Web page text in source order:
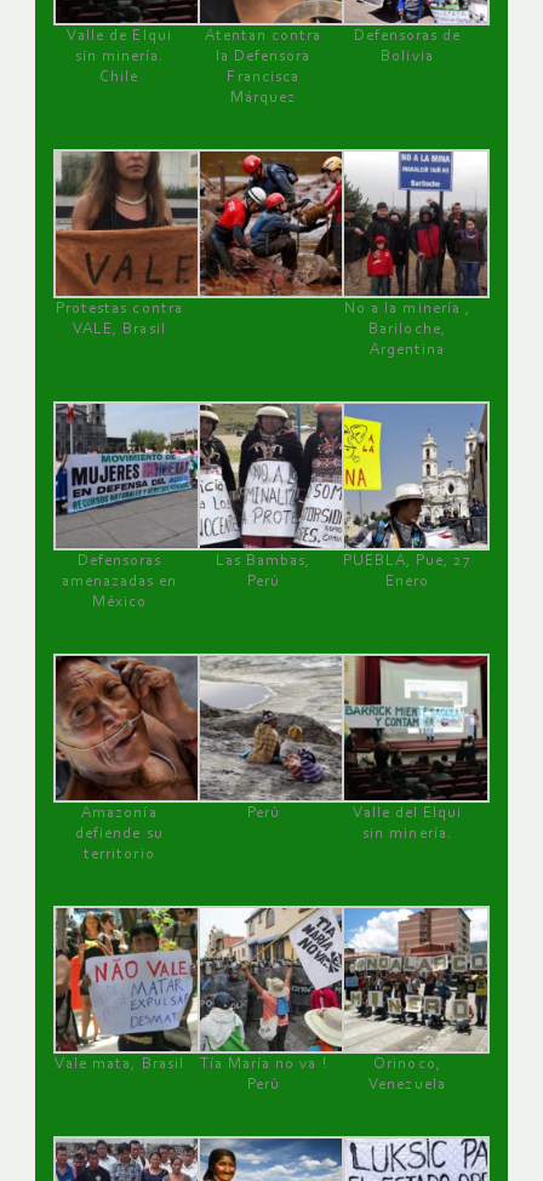
Valle de Elqui
sin minería.
Chile
Atentan contra
la Defensora
Francisca
Márquez
Defensoras de
Bolivia
Protestas contra
VALE, Brasil
No a la minería ,
Bariloche,
Argentina
Defensoras
amenazadas en
México
Las Bambas,
Perú
PUEBLA, Pue, 27
Enero
Amazonía
defiende su
territorio
Perú
Valle del Elqui
sin minería.
Vale mata, Brasil
Tía María no va !
Perú
Orinoco,
Venezuela